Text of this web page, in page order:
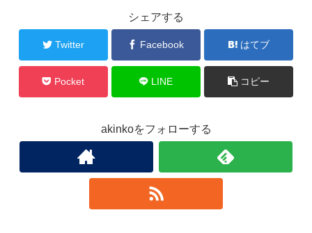
シェアする
Twitter Facebook はてブ
Pocket LINE コピー
akinkoをフォローする